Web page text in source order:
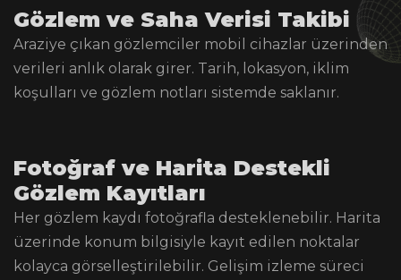
Gözlem ve Saha Verisi Takibi
Araziye çıkan gözlemciler mobil cihazlar üzerinden
verileri anlık olarak girer. Tarih, lokasyon, iklim
koşulları ve gözlem notları sistemde saklanır.
Fotoğraf ve Harita Destekli
Gözlem Kayıtları
Her gözlem kaydı fotoğrafla desteklenebilir. Harita
üzerinde konum bilgisiyle kayıt edilen noktalar
kolayca görselleştirilebilir. Gelişim izleme süreci